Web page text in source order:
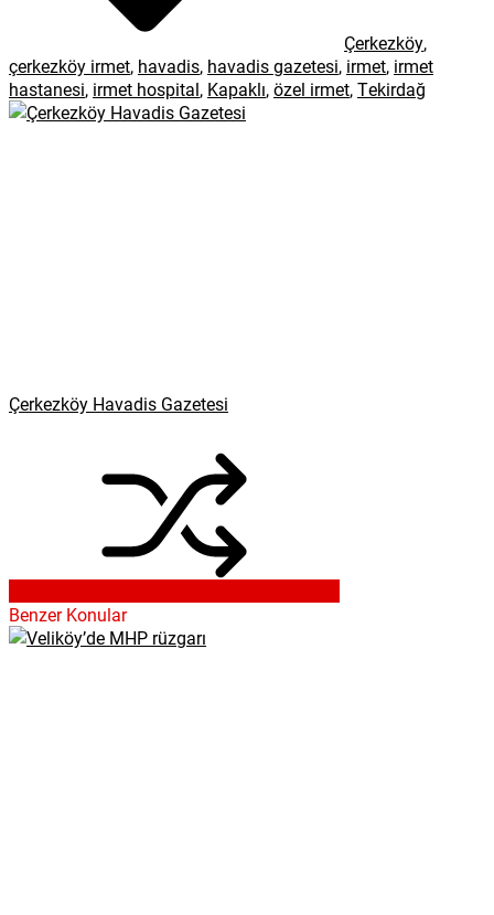
Çerkezköy,
çerkezköy irmet, havadis, havadis gazetesi, irmet, irmet
hastanesi, irmet hospital, Kapaklı,özel irmet,Tekirdağ
Çerkezköy Havadis Gazetesi
Benzer Konular